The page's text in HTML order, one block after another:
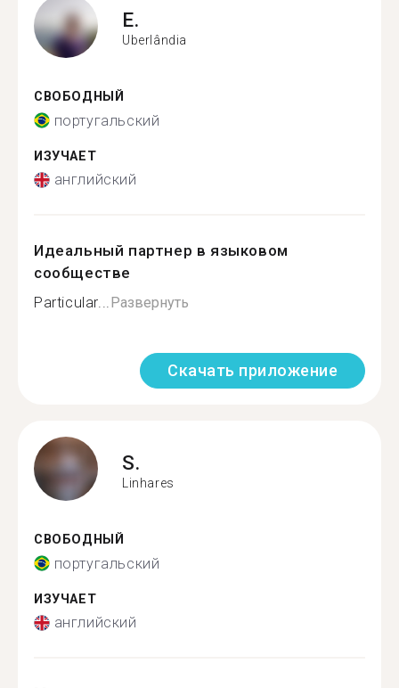
E.
Uberlândia
СВОБОДНЫЙ
португальский
ИЗУЧАЕТ
английский
Идеальный партнер в языковом
сообществе
Particular...Развернуть
Скачать приложение
S.
Linhares
СВОБОДНЫЙ
португальский
ИЗУЧАЕТ
английский